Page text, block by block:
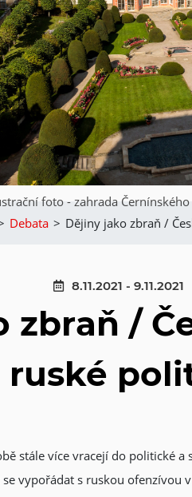
foto - zahrada
Debata > Dějiny jako zbraň /
8.11.2021 - 9.11.2021
zbraň /
ruské
stále více vracejí do politické
vypořádat s ruskou